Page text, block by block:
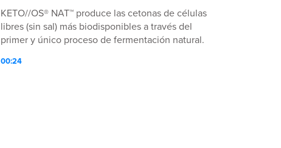
KETO//OS® NAT™ produce las cetonas de células
libres (sin sal) más biodisponibles a través del
primer y único proceso de fermentación natural.
avanzada™.
00:24